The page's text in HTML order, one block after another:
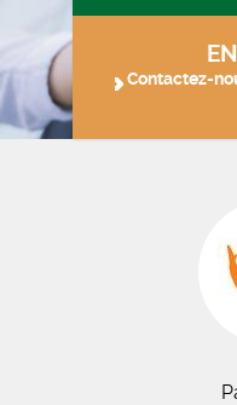
Contactez-